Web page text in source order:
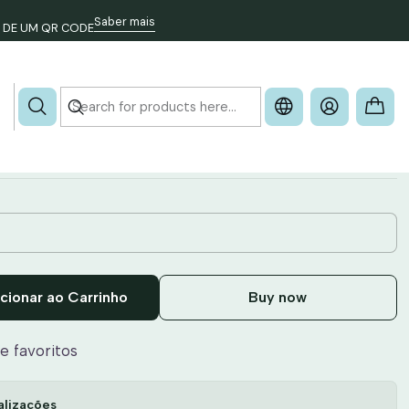
DE UM QR CODESaber mais
- Gravação Nr
ao Carrinho Buy now
favoritos